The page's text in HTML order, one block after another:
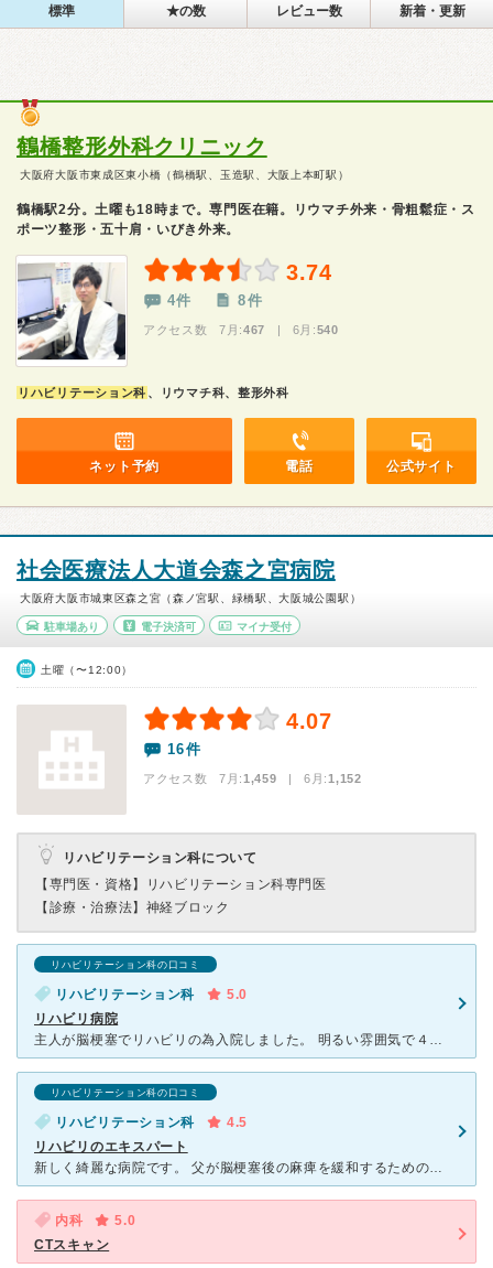
標準 ★の数 レビュー数 新着・更新
鶴橋整形外科クリニック
大阪府大阪市東成区東小橋（鶴橋駅、玉造駅、大阪上本町駅）
鶴橋駅2分。土曜も18時まで。専門医在籍。リウマチ外来・骨粗鬆症・ス
ポーツ整形・五十肩・いびき外来。
3.74
4件 8件
アクセス数 7月:467 | 6月:540
リハビリテーション科 、リウマチ科、整形外科
ネット予約 電話 公式サイト
社会医療法人大道会森之宮病院
大阪府大阪市城東区森之宮（森ノ宮駅、緑橋駅、大阪城公園駅）
駐車場あり 電子決済可 マイナ受付
土曜（〜12:00）
4.07
16件
アクセス数 7月:1,459 | 6月:1,152
リハビリテーション科について
【専門医・資格】
リハビリテーション科専門医
【診療・治療法】 神経ブロック
リハビリテーション科の口コミ
リハビリテーション科
5.0
リハビリ病院
主人が脳梗塞でリハビリの為入院しました。 明るい雰囲気で４人部屋でも１人のスペースが広く気持ちがいい病院でした。 看護師さんも気持ちよくいつも挨拶してもらえるしセラピストさんたちも若くて前向きに施
リハビリテーション科の口コミ
リハビリテーション科
4.5
リハビリのエキスパート
新しく綺麗な病院です。 父が脳梗塞後の麻痺を緩和するためのリハビリ入院でお世話になりました。 大道会系列の病院はどこもリハビリに力を入れている印象です。 父が入院していた頃は、1コマ40分の
内科
5.0
CTスキャン